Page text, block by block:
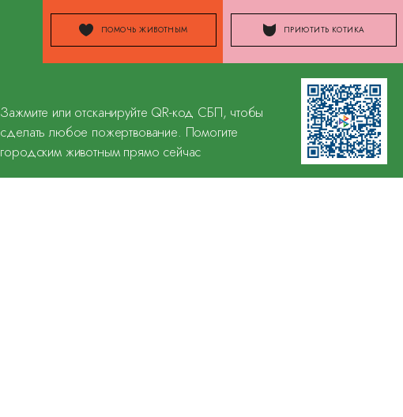
ПОМОЧЬ ЖИВОТНЫМ ПРИЮТИТЬ КОТИКА
Зажмите или отсканируйте QR-код СБП, чтобы
сделать любое пожертвование. Помогите
городским животным прямо сейчас